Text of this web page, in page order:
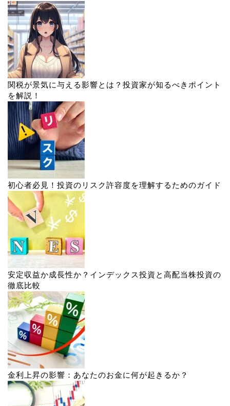
関税が景気に与える影響とは？投資家が知るべきポイント
を解説！
初心者必見！投資のリスク許容度を理解するためのガイド
安定収益か成長性か？インデックス投資と高配当株投資の
徹底比較
金利上昇の影響：あなたのお金に何が起きるか？